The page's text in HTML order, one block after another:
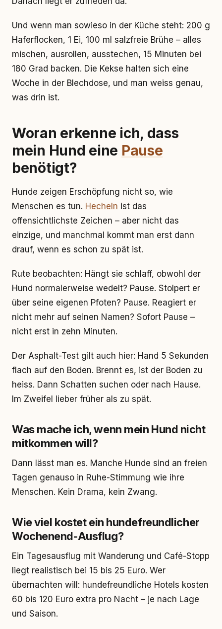
Und wenn man sowieso in der Küche steht: 200 g
Haferflocken, 1 Ei, 100 ml salzfreie Brühe – alles
mischen, ausrollen, ausstechen, 15 Minuten bei
180 Grad backen. Die Kekse halten sich eine
Woche in der Blechdose, und man weiss genau,
was drin ist.
Woran erkenne ich, dass
mein Hund eine Pause
benötigt?
Hunde zeigen Erschöpfung nicht so, wie
Menschen es tun. Hecheln ist das
offensichtlichste Zeichen – aber nicht das
einzige, und manchmal kommt man erst dann
drauf, wenn es schon zu spät ist.
Rute beobachten: Hängt sie schlaff, obwohl der
Hund normalerweise wedelt? Pause. Stolpert er
über seine eigenen Pfoten? Pause. Reagiert er
nicht mehr auf seinen Namen? Sofort Pause –
nicht erst in zehn Minuten.
Der Asphalt-Test gilt auch hier: Hand 5 Sekunden
flach auf den Boden. Brennt es, ist der Boden zu
heiss. Dann Schatten suchen oder nach Hause.
Im Zweifel lieber früher als zu spät.
Was mache ich, wenn mein Hund nicht
mitkommen will?
Dann lässt man es. Manche Hunde sind an freien
Tagen genauso in Ruhe-Stimmung wie ihre
Menschen. Kein Drama, kein Zwang.
Wie viel kostet ein hundefreundlicher
Wochenend-Ausflug?
Ein Tagesausflug mit Wanderung und Café-Stopp
liegt realistisch bei 15 bis 25 Euro. Wer
übernachten will: hundefreundliche Hotels kosten
60 bis 120 Euro extra pro Nacht – je nach Lage
und Saison.